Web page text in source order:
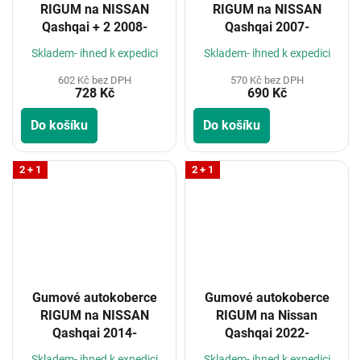
RIGUM na NISSAN
Qashqai + 2 2008-
Skladem- ihned k expedici
602 Kč bez DPH
728 Kč
Do košíku
RIGUM na NISSAN
Qashqai 2007-
Skladem- ihned k expedici
570 Kč bez DPH
690 Kč
Do košíku
2 + 1
Gumové autokoberce
RIGUM na NISSAN
Qashqai 2014-
2 + 1
Gumové autokoberce
RIGUM na Nissan
Qashqai 2022-